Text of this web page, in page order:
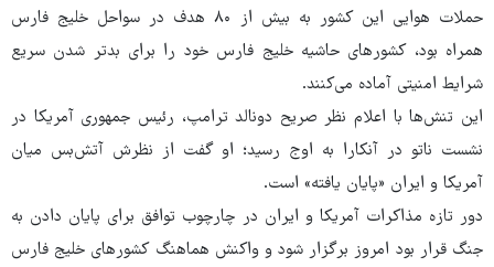
حملات هوایی این کشور به بیش از ۸۰ هدف در سواحل خلیج فارس
همراه بود، کشورهای حاشیه خلیج فارس خود را برای بدتر شدن سریع
شرایط امنیتی آماده می‌کنند.
این تنش‌ها با اعلام نظر صریح دونالد ترامپ، رئیس جمهوری آمریکا در
نشست ناتو در آنکارا به اوج رسید؛ او گفت از نظرش آتش‌بس میان
آمریکا و ایران «پایان یافته» است.
دور تازه مذاکرات آمریکا و ایران در چارچوب توافق برای پایان دادن به
جنگ قرار بود امروز برگزار شود و واکنش هماهنگ کشورهای خلیج فارس